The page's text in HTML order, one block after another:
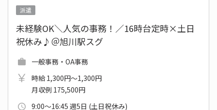
派遣
未経験OK＼人気の事務！／16時台定時×土日
祝休み♪＠旭川駅スグ
一般事務・OA事務
時給 1,300円～1,300円
月収例 175,500円
9:00～16:45 週5日 (土日祝休み)